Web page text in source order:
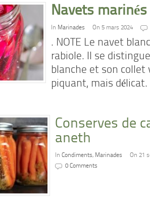
Navets marinés
In Marinades On 5 mars 2024
. NOTE Le navet
rabiole. Il se
blanche et son collet
piquant, mais
Conserves de
aneth
In Condiments, Marinades
On 21
0 Comments